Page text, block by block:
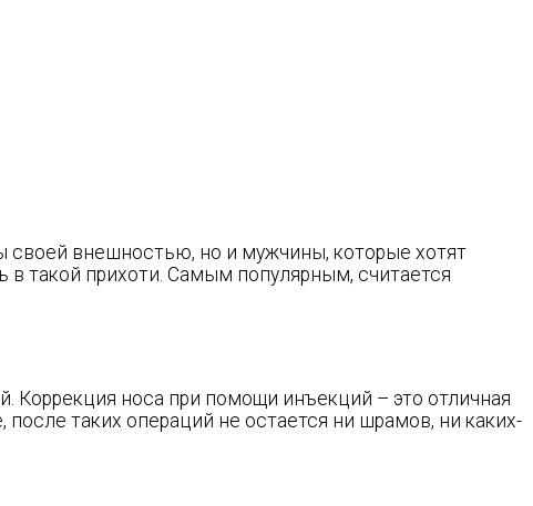
своей внешностью, но и мужчины, которые хотят
такой прихоти. Самым популярным, считается
Коррекция носа при помощи инъекций – это отличная
таких операций не остается ни шрамов, ни каких-